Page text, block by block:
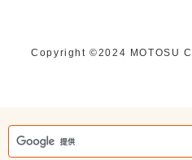
Copyright ©️2024 MOTOSU